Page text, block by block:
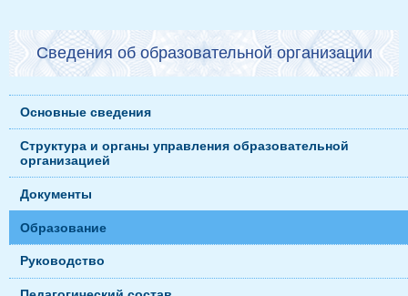
Сведения об образовательной организации
Основные сведения
Структура и органы управления образовательной
организацией
Документы
Образование
Руководство